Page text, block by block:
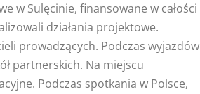
w Sulęcinie, finansowane w całości
działania projektowe.
prowadzących. Podczas wyjazdów
partnerskich. Na miejscu
Podczas spotkania w Polsce,